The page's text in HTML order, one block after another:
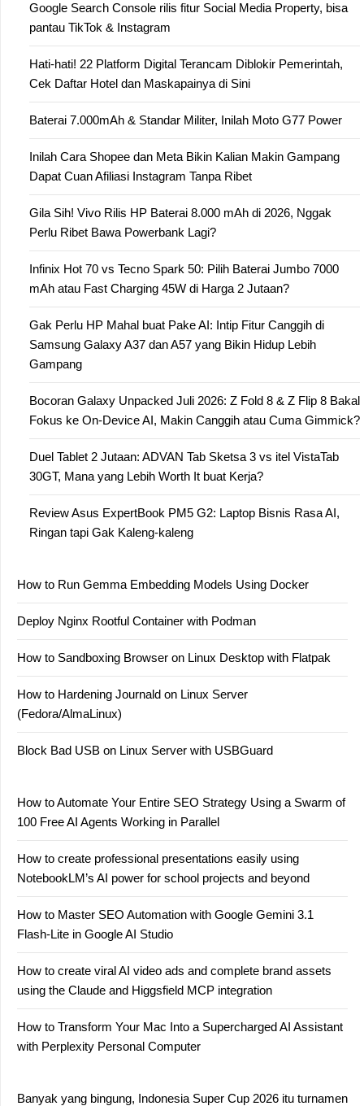
Google Search Console rilis fitur Social Media Property, bisa
pantau TikTok & Instagram
Hati-hati! 22 Platform Digital Terancam Diblokir Pemerintah,
Cek Daftar Hotel dan Maskapainya di Sini
Baterai 7.000mAh & Standar Militer, Inilah Moto G77 Power
Inilah Cara Shopee dan Meta Bikin Kalian Makin Gampang
Dapat Cuan Afiliasi Instagram Tanpa Ribet
Gila Sih! Vivo Rilis HP Baterai 8.000 mAh di 2026, Nggak
Perlu Ribet Bawa Powerbank Lagi?
Infinix Hot 70 vs Tecno Spark 50: Pilih Baterai Jumbo 7000
mAh atau Fast Charging 45W di Harga 2 Jutaan?
Gak Perlu HP Mahal buat Pake AI: Intip Fitur Canggih di
Samsung Galaxy A37 dan A57 yang Bikin Hidup Lebih
Gampang
Bocoran Galaxy Unpacked Juli 2026: Z Fold 8 & Z Flip 8 Bakal
Fokus ke On-Device AI, Makin Canggih atau Cuma Gimmick?
Duel Tablet 2 Jutaan: ADVAN Tab Sketsa 3 vs itel VistaTab
30GT, Mana yang Lebih Worth It buat Kerja?
Review Asus ExpertBook PM5 G2: Laptop Bisnis Rasa AI,
Ringan tapi Gak Kaleng-kaleng
How to Run Gemma Embedding Models Using Docker
Deploy Nginx Rootful Container with Podman
How to Sandboxing Browser on Linux Desktop with Flatpak
How to Hardening Journald on Linux Server
(Fedora/AlmaLinux)
Block Bad USB on Linux Server with USBGuard
How to Automate Your Entire SEO Strategy Using a Swarm of
100 Free AI Agents Working in Parallel
How to create professional presentations easily using
NotebookLM’s AI power for school projects and beyond
How to Master SEO Automation with Google Gemini 3.1
Flash-Lite in Google AI Studio
How to create viral AI video ads and complete brand assets
using the Claude and Higgsfield MCP integration
How to Transform Your Mac Into a Supercharged AI Assistant
with Perplexity Personal Computer
Banyak yang bingung, Indonesia Super Cup 2026 itu turnamen